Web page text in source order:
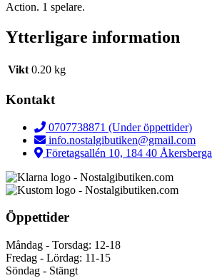
Action. 1 spelare.
Ytterligare information
Vikt 0.20 kg
Kontakt
0707738871 (Under öppettider)
info.nostalgibutiken@gmail.com
Företagsallén 10, 184 40 Åkersberga
Öppettider
Måndag - Torsdag: 12-18
Fredag - Lördag: 11-15
Söndag - Stängt